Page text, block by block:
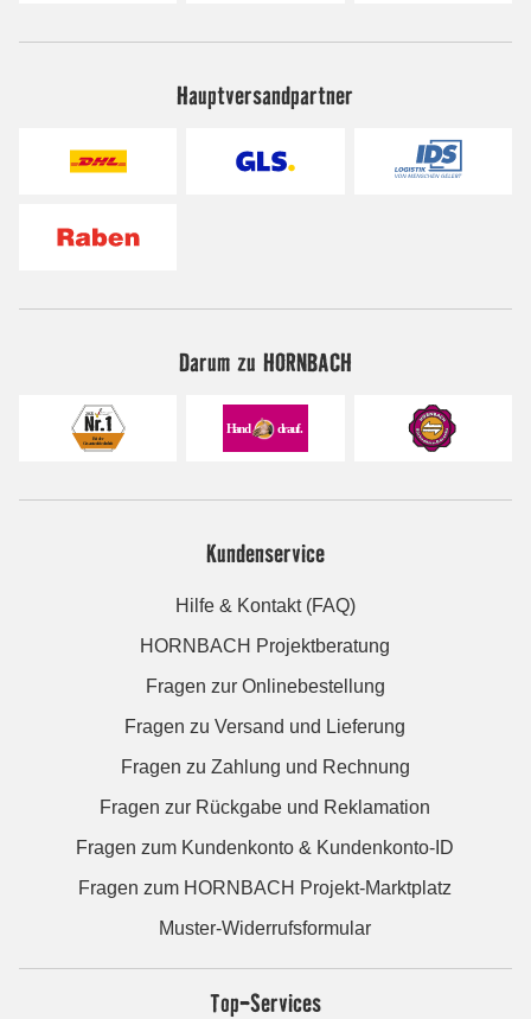
Hauptversandpartner
Darum zu HORNBACH
Kundenservice
Hilfe & Kontakt (FAQ)
HORNBACH Projektberatung
Fragen zur Onlinebestellung
Fragen zu Versand und Lieferung
Fragen zu Zahlung und Rechnung
Fragen zur Rückgabe und Reklamation
Fragen zum Kundenkonto & Kundenkonto-ID
Fragen zum HORNBACH Projekt-Marktplatz
Muster-Widerrufsformular
Top-Services